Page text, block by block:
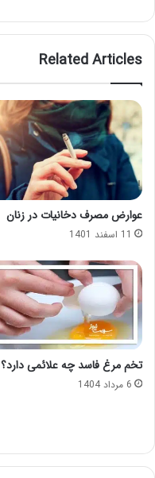
Related Articles
عوارض مصرف دخانیات در زنان
11 اسفند 1401
تخم مرغ فاسد چه علائمی دارد؟
6 مرداد 1404